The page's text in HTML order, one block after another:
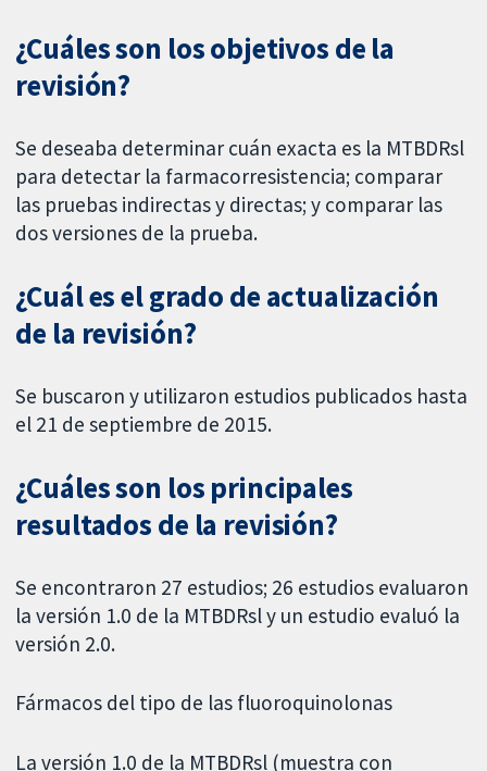
¿Cuáles son los objetivos de la
revisión?
Se deseaba determinar cuán exacta es la MTBDRsl
para detectar la farmacorresistencia; comparar
las pruebas indirectas y directas; y comparar las
dos versiones de la prueba.
¿Cuál es el grado de actualización
de la revisión?
Se buscaron y utilizaron estudios publicados hasta
el 21 de septiembre de 2015.
¿Cuáles son los principales
resultados de la revisión?
Se encontraron 27 estudios; 26 estudios evaluaron
la versión 1.0 de la MTBDRsl y un estudio evaluó la
versión 2.0.
Fármacos del tipo de las fluoroquinolonas
La versión 1.0 de la MTBDRsl (muestra con